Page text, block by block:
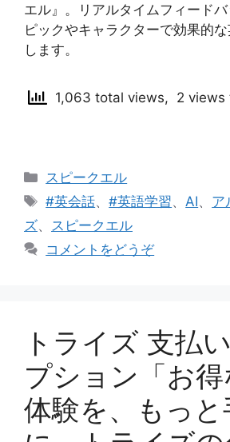
エル』。リアルタイムフィード
ピックやキャラクターで効果的
します。
1,063 total views, 2 views
カ
テ
ゴ
リ
ー
スピークエル
タ
グ
#英会話、#英語学習、 AI、 ア
ズ、
スピークエル
コメントをどうぞ
トライズ 支払
プション「お
体験を、もっと